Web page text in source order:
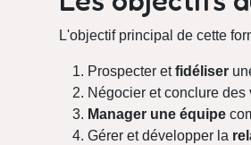
L'objectif principal de cette
Prospecter etfidéliser
Négocier et conclure des
Manager une équipe
Gérer et développer la